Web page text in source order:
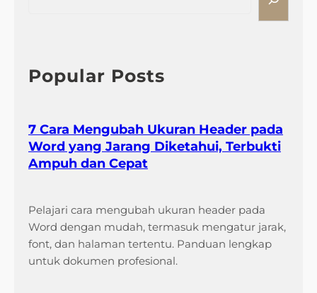
h
Popular Posts
7 Cara Mengubah Ukuran Header pada
Word yang Jarang Diketahui, Terbukti
Ampuh dan Cepat
Pelajari cara mengubah ukuran header pada
Word dengan mudah, termasuk mengatur jarak,
font, dan halaman tertentu. Panduan lengkap
untuk dokumen profesional.